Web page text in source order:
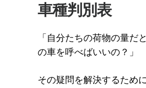
車種判別表
「自分たちの荷物の量だ
の車を呼べばいいの？」
その疑問を解決するため